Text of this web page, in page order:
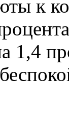
к
1,4